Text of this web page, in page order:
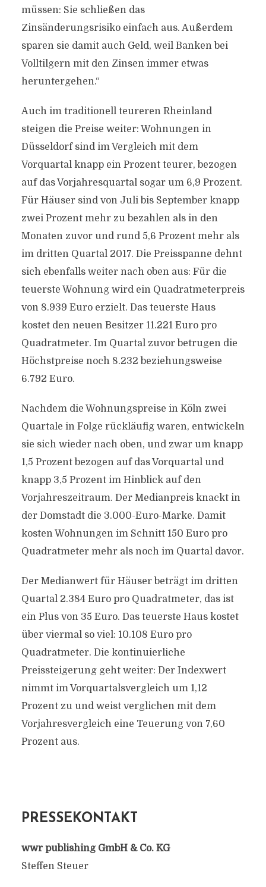
müssen: Sie schließen das
Zinsänderungsrisiko einfach aus. Außerdem
sparen sie damit auch Geld, weil Banken bei
Volltilgern mit den Zinsen immer etwas
heruntergehen.“
Auch im traditionell teureren Rheinland
steigen die Preise weiter: Wohnungen in
Düsseldorf sind im Vergleich mit dem
Vorquartal knapp ein Prozent teurer, bezogen
auf das Vorjahresquartal sogar um 6,9 Prozent.
Für Häuser sind von Juli bis September knapp
zwei Prozent mehr zu bezahlen als in den
Monaten zuvor und rund 5,6 Prozent mehr als
im dritten Quartal 2017. Die Preisspanne dehnt
sich ebenfalls weiter nach oben aus: Für die
teuerste Wohnung wird ein Quadratmeterpreis
von 8.939 Euro erzielt. Das teuerste Haus
kostet den neuen Besitzer 11.221 Euro pro
Quadratmeter. Im Quartal zuvor betrugen die
Höchstpreise noch 8.232 beziehungsweise
6.792 Euro.
Nachdem die Wohnungspreise in Köln zwei
Quartale in Folge rückläufig waren, entwickeln
sie sich wieder nach oben, und zwar um knapp
1,5 Prozent bezogen auf das Vorquartal und
knapp 3,5 Prozent im Hinblick auf den
Vorjahreszeitraum. Der Medianpreis knackt in
der Domstadt die 3.000-Euro-Marke. Damit
kosten Wohnungen im Schnitt 150 Euro pro
Quadratmeter mehr als noch im Quartal davor.
Der Medianwert für Häuser beträgt im dritten
Quartal 2.384 Euro pro Quadratmeter, das ist
ein Plus von 35 Euro. Das teuerste Haus kostet
über viermal so viel: 10.108 Euro pro
Quadratmeter. Die kontinuierliche
Preissteigerung geht weiter: Der Indexwert
nimmt im Vorquartalsvergleich um 1,12
Prozent zu und weist verglichen mit dem
Vorjahresvergleich eine Teuerung von 7,60
Prozent aus.
PRESSEKONTAKT
wwr publishing GmbH & Co. KG
Steffen Steuer